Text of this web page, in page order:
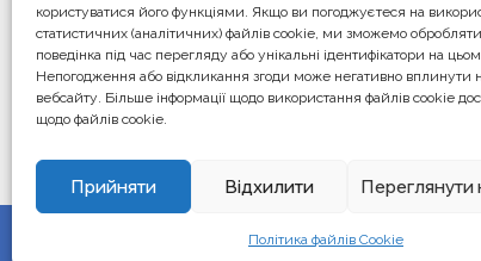
користуватися його функціями. Якщо ви погоджуєтеся на
статистичних (аналітичних) файлів cookie, ми зможемо обробляти
поведінка під час перегляду або унікальні ідентифікатори на
Непогодження або відкликання згоди може негативно вплинути
вебсайту. Більше інформації щодо використання файлів cookie
щодо файлів cookie.
Прийняти Відхилити Переглянути
Політика файлів Cookie
Бізнес-центр “Ренесанс” 01601,
вул. Бульварно-Кудрявська, 24
не обов’язково відображає позицію Європейського
© 2024. All rights reserved